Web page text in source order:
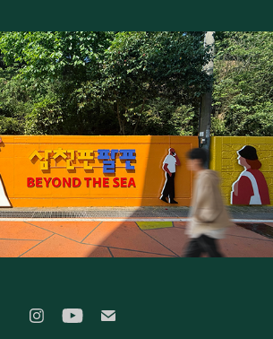
삼천포 팔포 옹벽 조형물
2025